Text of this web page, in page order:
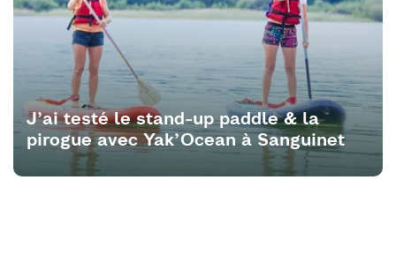
J’ai testé le stand-up paddle & la
pirogue avec Yak’Ocean à Sanguinet